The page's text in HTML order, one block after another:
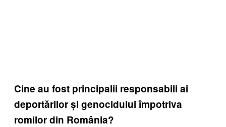
Cine au fost principalii responsabili ai
deportărilor și genocidului împotriva
romilor din România?